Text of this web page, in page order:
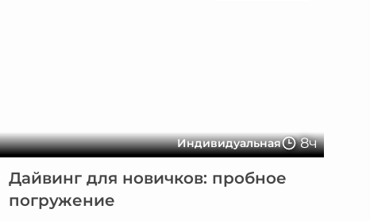
Индивидуальная 8ч
Дайвинг для новичков: пробное
погружение